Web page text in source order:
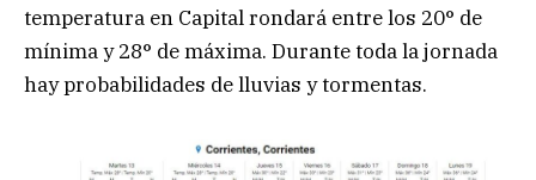
temperatura en Capital rondará entre los 20° de
mínima y 28° de máxima. Durante toda la jornada
hay probabilidades de lluvias y tormentas.